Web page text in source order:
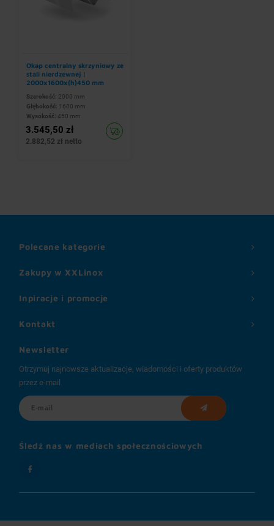
Okap centralny skrzyniowy ze
stali nierdzewnej |
2000x1600x(h)450 mm
Szerokość: 2000 mm
Głębokość: 1600 mm
Wysokość: 450 mm
3.545,50 zł
2.882,52 zł netto
Zakupy w XXLinox
Inpiracje i promocje
Polecane kategorie
Kontakt
Newsletter
Otrzymuj najnowsze aktualizacje, wiadomości i oferty produktów
przez e-mail
Śledź nas w mediach społecznościowych